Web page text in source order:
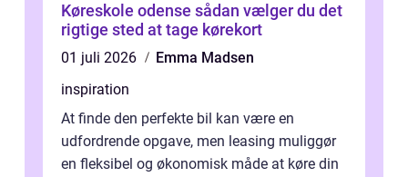
Køreskole odense sådan vælger du det
rigtige sted at tage kørekort
01 juli 2026
Emma Madsen
inspiration
At finde den perfekte bil kan være en
udfordrende opgave, men leasing muliggør
en fleksibel og økonomisk måde at køre din